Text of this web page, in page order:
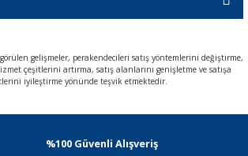
gelişmeler, perakendecileri satış yöntemlerini değiştirme,
çeşitlerini artırma, satış alanlarını genişletme ve satışa
iyileştirme yönünde teşvik etmektedir.
%100 Güvenli Alışveriş